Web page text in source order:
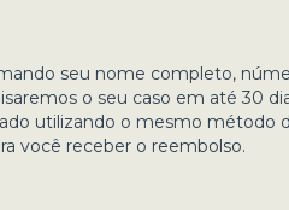
seu nome completo,
o seu caso em até 30
utilizando o mesmo método
você receber o reembolso.